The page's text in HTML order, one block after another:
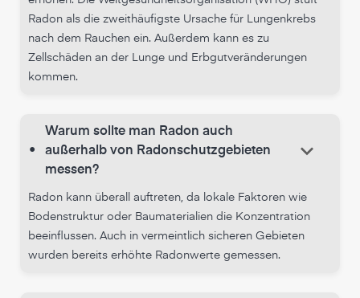
Radon als die zweithäufigste Ursache für Lungenkrebs
nach dem Rauchen ein. Außerdem kann es zu
Zellschäden an der Lunge und Erbgutveränderungen
kommen.
•
Warum sollte man Radon auch
außerhalb von Radonschutzgebieten
messen?
keyboard_arrow_down
Radon kann überall auftreten, da lokale Faktoren wie
Bodenstruktur oder Baumaterialien die Konzentration
beeinflussen. Auch in vermeintlich sicheren Gebieten
wurden bereits erhöhte Radonwerte gemessen.